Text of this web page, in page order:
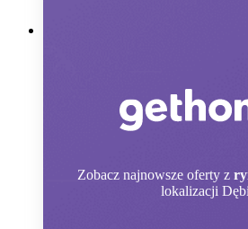
Zobacz najnowsze oferty z
lokalizacji